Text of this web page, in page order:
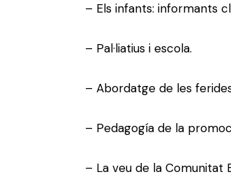
– Els infants: informants
– Pal·liatius i escola.
– Abordatge de les
– Pedagogía de la
– La veu de la Comunitat